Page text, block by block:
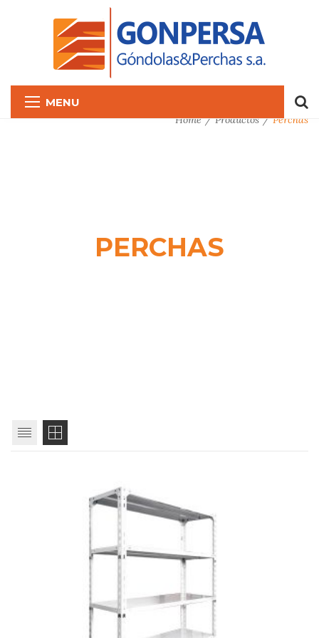
MENU
Home Productos Perchas
PERCHAS